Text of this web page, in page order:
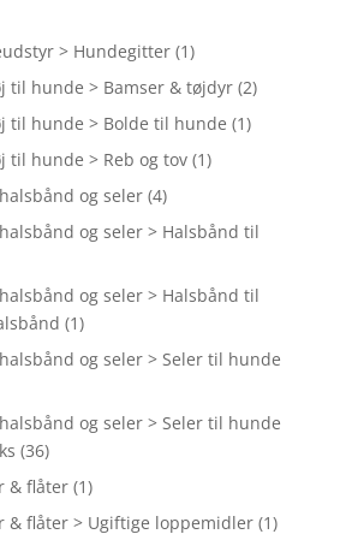
> Hundegitter (1)
til hunde > Bamser & tøjdyr (2)
til hunde > Bolde til hunde (1)
til hunde > Reb og tov (1)
og seler (4)
og seler > Halsbånd til
og seler > Halsbånd til
(1)
og seler > Seler til hunde
og seler > Seler til hunde
(36)
& flåter (1)
& flåter > Ugiftige loppemidler (1)